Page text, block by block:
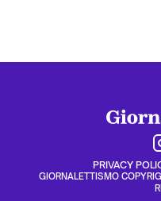
PRIVACY
GIORNALETTISMO